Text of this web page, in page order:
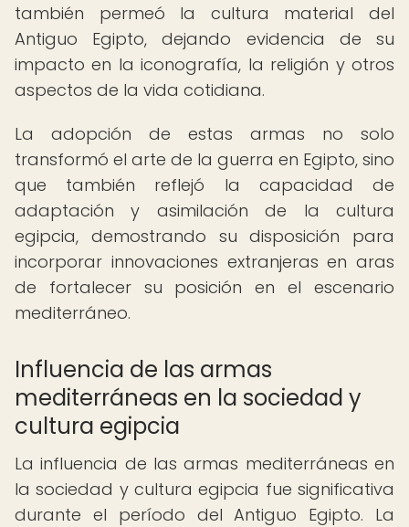
también permeó la cultura material del
Antiguo Egipto, dejando evidencia de su
impacto en la iconografía, la religión y otros
aspectos de la vida cotidiana.
La adopción de estas armas no solo
transformó el arte de la guerra en Egipto, sino
que también reflejó la capacidad de
adaptación y asimilación de la cultura
egipcia, demostrando su disposición para
incorporar innovaciones extranjeras en aras
de fortalecer su posición en el escenario
mediterráneo.
Influencia de las armas
mediterráneas en la sociedad y
cultura egipcia
La influencia de las armas mediterráneas en
la sociedad y cultura egipcia fue significativa
durante el período del Antiguo Egipto. La